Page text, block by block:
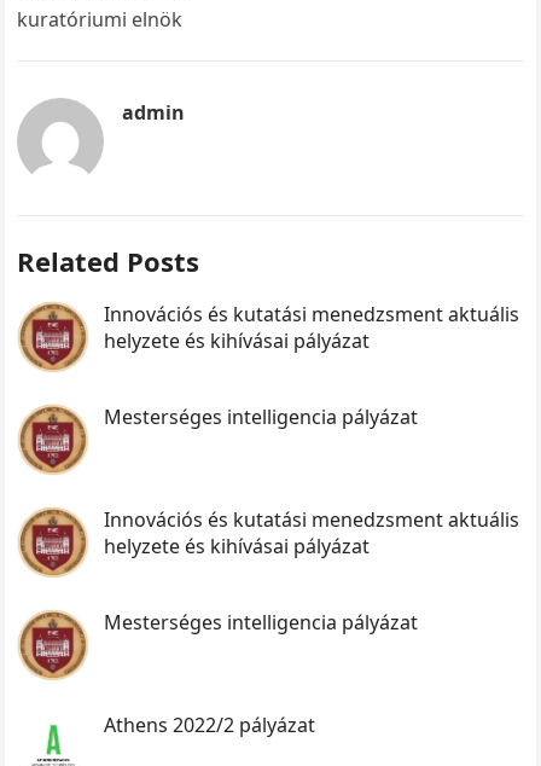
kuratóriumi elnök
admin
Related Posts
Innovációs és kutatási menedzsment aktuális
helyzete és kihívásai pályázat
Mesterséges intelligencia pályázat
Innovációs és kutatási menedzsment aktuális
helyzete és kihívásai pályázat
Mesterséges intelligencia pályázat
Athens 2022/2 pályázat